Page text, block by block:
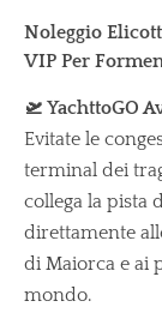
Noleggio
VIP Per
🛫 YachttoGO
Evitate le
terminal dei
collega la pista
direttamente
di Maiorca e ai
mondo.